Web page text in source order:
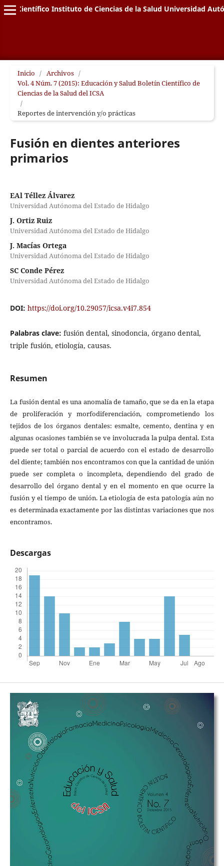
Científico Instituto de Ciencias de la Salud Universidad
Inicio / Archivos /
Vol. 4 Núm. 7 (2015): Educación y Salud Boletín Científico de
Ciencias de la Salud del ICSA
/
Reportes de intervención y/o prácticas
Fusión en dientes anteriores
primarios
EAl Téllez Álvarez
Universidad Autónoma del Estado de Hidalgo
J. Ortiz Ruiz
Universidad Autónoma del Estado de Hidalgo
J. Macías Ortega
Universidad Autónoma del Estado de Hidalgo
SC Conde Pérez
Universidad Autónoma del Estado de Hidalgo
DOI: https://doi.org/10.29057/icsa.v4i7.854
Palabras clave: fusión dental, sinodoncia, órgano dental,
triple fusión, etiología, causas.
Resumen
La fusión dental es una anomalía de tamaño, que se da en la etapa
de proliferación y morfodiferenciación, comprometiendo los
tejidos de los órganos dentales: esmalte, cemento, dentina y en
algunas ocasiones también se ve involucrada la pulpa dental. Esta
puede ser total o parcial de acuerdo con el estado de desarrollo
del diente; también nos encontramos con que la cantidad de unión
puede ser completa o incompleta, dependiendo del grado de
desarrollo del órgano dental y en el momento en que ocurre la
fusión y el tiempo de unión. La etiología de esta patología aún no
es determinada exactamente por las distintas variaciones que nos
encontramos.
Descargas